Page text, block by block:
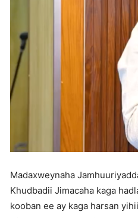
Madaxweynaha
Khudbadii Jimacaha kaga
kooban ee ay kaga harsan